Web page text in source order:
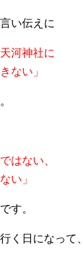
い伝えに
河神社に
ない」
はない、
い」
す。
く日になって、